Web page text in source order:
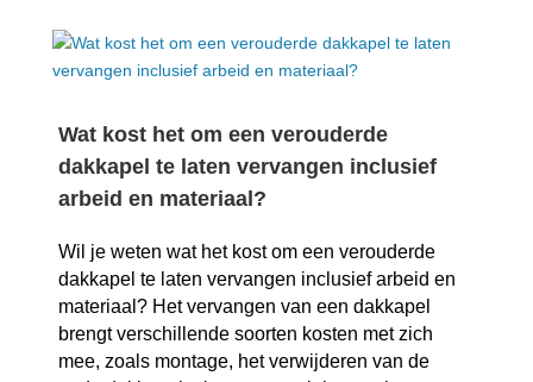
Wat kost het om een verouderde
dakkapel te laten vervangen inclusief
arbeid en materiaal?
Wil je weten wat het kost om een verouderde
dakkapel te laten vervangen inclusief arbeid en
materiaal? Het vervangen van een dakkapel
brengt verschillende soorten kosten met zich
mee, zoals montage, het verwijderen van de